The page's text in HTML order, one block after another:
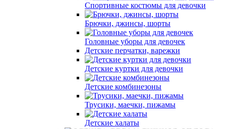
Спортивные костюмы для девочки
Брючки, джинсы, шорты
Головные уборы для девочек
Детские перчатки, варежки
Детские куртки для девочки
Детские комбинезоны
Трусики, маечки, пижамы
Детские халаты